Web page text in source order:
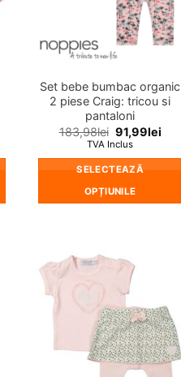
Set bebe bumbac organic
2 piese Craig: tricou si
pantaloni
183,98lei 91,99lei
TVA Inclus
SELECTEAZĂ
OPȚIUNILE
mai
multe
variații.
Opțiunile
pot
fi
in
wishlist!